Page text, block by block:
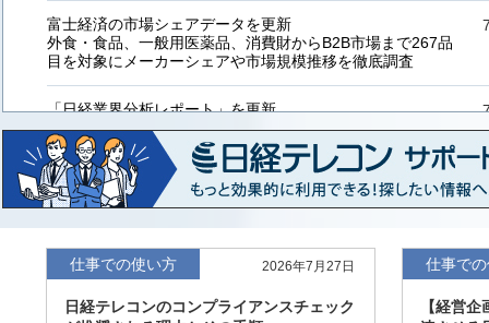
富士経済の市場シェアデータを更新
外食・食品、一般用医薬品、消費財からB2B市場まで267品
目を対象にメーカーシェアや市場規模推移を徹底調査
「日経業界分析レポート」を更新
「工業用プラスチック製品」「システムインテグレーター」
など20業界の内容を刷新
「東洋経済海外進出企業情報」の2026年版、約3万6千社を
収録
「東洋経済外資系企業情報」の2026年版、約3,100社を収録
「日経POS情報マーケットレポート」の最新版、10～3月実
仕事での使い方 2026年7月27日
日経テレコンのコンプライアンスチェック
仕事で
【経営